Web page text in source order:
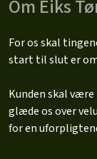
Om Eiks
For os skal
start til slut er
Kunden skal
glæde os over
for en